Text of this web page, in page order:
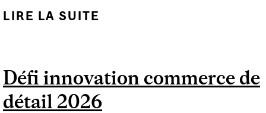
LIRE LA SUITE
PRODUITS CANADIENS
Défi innovation commerce de
détail 2026